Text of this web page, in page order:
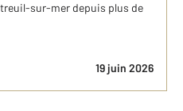
sur-mer depuis plus de
19 juin 2026